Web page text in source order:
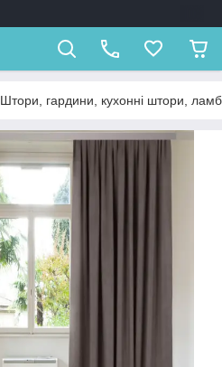
Штори, гардини, кухонні штори,